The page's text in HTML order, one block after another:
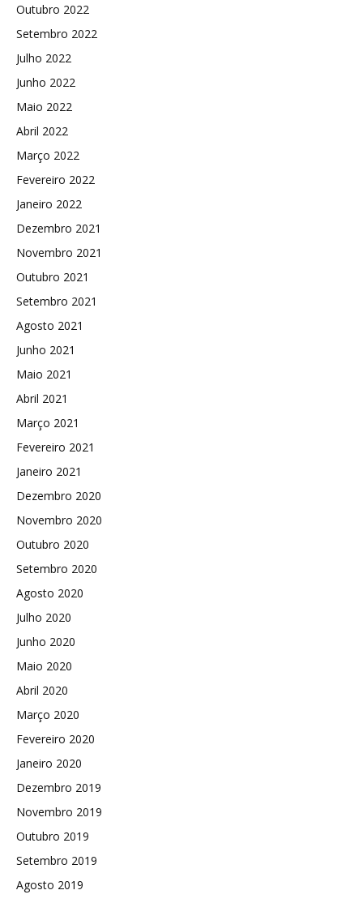
Outubro 2022
Setembro 2022
Julho 2022
Junho 2022
Maio 2022
Abril 2022
Março 2022
Fevereiro 2022
Janeiro 2022
Dezembro 2021
Novembro 2021
Outubro 2021
Setembro 2021
Agosto 2021
Junho 2021
Maio 2021
Abril 2021
Março 2021
Fevereiro 2021
Janeiro 2021
Dezembro 2020
Novembro 2020
Outubro 2020
Setembro 2020
Agosto 2020
Julho 2020
Junho 2020
Maio 2020
Abril 2020
Março 2020
Fevereiro 2020
Janeiro 2020
Dezembro 2019
Novembro 2019
Outubro 2019
Setembro 2019
Agosto 2019